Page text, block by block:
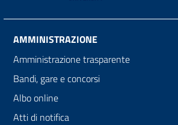
AMMINISTRAZIONE
Amministrazione trasparente
Bandi, gare e concorsi
Albo online
Atti di notifica